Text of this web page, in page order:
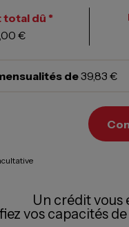
total dû *
€
de39,83 €
Un crédit vous
vos capacités